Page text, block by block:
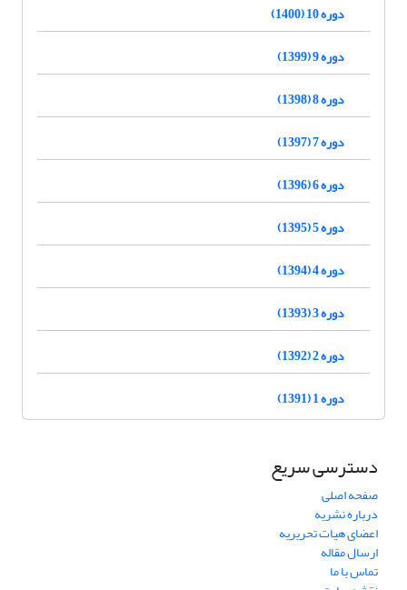
دوره 10 (1400)
دوره 9 (1399)
دوره 8 (1398)
دوره 7 (1397)
دوره 6 (1396)
دوره 5 (1395)
دوره 4 (1394)
دوره 3 (1393)
دوره 2 (1392)
دوره 1 (1391)
دسترسی سریع
صفحه اصلی
درباره نشریه
اعضای هیات تحریریه
ارسال مقاله
تماس با ما